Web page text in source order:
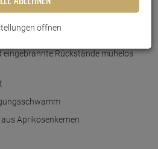
Rückstände mühelos
Aprikosenkernen
öffnen